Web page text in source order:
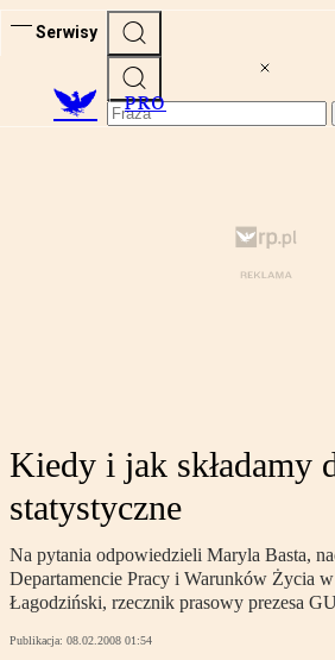
Serwisy
PRO
Kiedy i jak składamy
statystyczne
Na pytania odpowiedzieli Maryla Basta,
Departamencie Pracy i Warunków Życia
Łagodziński, rzecznik prasowy prezesa
Publikacja: 08.02.2008 01:54